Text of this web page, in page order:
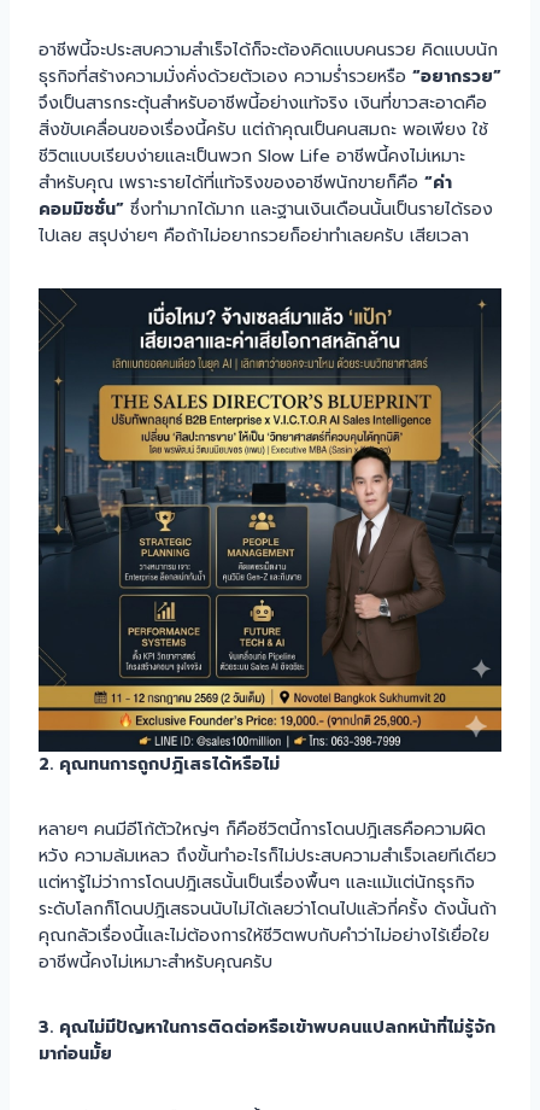
อาชีพนี้จะประสบความสำเร็จได้ก็จะต้องคิดแบบคนรวย คิดแบบนัก
ธุรกิจที่สร้างความมั่งคั่งด้วยตัวเอง ความร่ำรวยหรือ “อยากรวย”
จึงเป็นสารกระตุ้นสำหรับอาชีพนี้อย่างแท้จริง เงินที่ขาวสะอาดคือ
สิ่งขับเคลื่อนของเรื่องนี้ครับ แต่ถ้าคุณเป็นคนสมถะ พอเพียง ใช้
ชีวิตแบบเรียบง่ายและเป็นพวก Slow Life อาชีพนี้คงไม่เหมาะ
สำหรับคุณ เพราะรายได้ที่แท้จริงของอาชีพนักขายก็คือ “ค่า
คอมมิชชั่น” ซึ่งทำมากได้มาก และฐานเงินเดือนนั้นเป็นรายได้รอง
ไปเลย สรุปง่ายๆ คือถ้าไม่อยากรวยก็อย่าทำเลยครับ เสียเวลา
2. คุณทนการถูกปฎิเสธได้หรือไม่
หลายๆ คนมีอีโก้ตัวใหญ่ๆ ก็คือชีวิตนี้การโดนปฎิเสธคือความผิด
หวัง ความล้มเหลว ถึงขั้นทำอะไรก็ไม่ประสบความสำเร็จเลยทีเดียว
แต่หารู้ไม่ว่าการโดนปฎิเสธนั้นเป็นเรื่องพื้นๆ และแม้แต่นักธุรกิจ
ระดับโลกก็โดนปฎิเสธจนนับไม่ได้เลยว่าโดนไปแล้วกี่ครั้ง ดังนั้นถ้า
คุณกลัวเรื่องนี้และไม่ต้องการให้ชีวิตพบกับคำว่าไม่อย่างไร้เยื่อใย
อาชีพนี้คงไม่เหมาะสำหรับคุณครับ
3. คุณไม่มีปัญหาในการติดต่อหรือเข้าพบคนแปลกหน้าที่ไม่รู้จัก
มาก่อนมั้ย